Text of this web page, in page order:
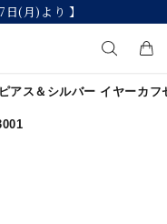
日(月)より 】
ワードで検索する
アス＆シルバー イヤーカフ